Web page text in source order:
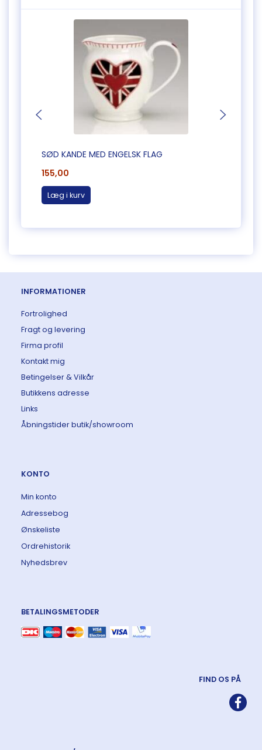
SØD KANDE MED ENGELSK FLAG
155,00
Læg i kurv
INFORMATIONER
Fortrolighed
Fragt og levering
Firma profil
Kontakt mig
Betingelser & Vilkår
Butikkens adresse
Links
Åbningstider butik/showroom
KONTO
Min konto
Adressebog
Ønskeliste
Ordrehistorik
Nyhedsbrev
BETALINGSMETODER
FIND OS PÅ